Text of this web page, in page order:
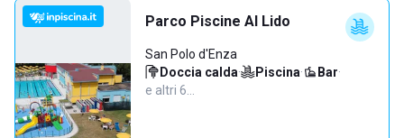
Parco Piscine Al Lido
San Polo d'Enza
Doccia calda· Piscina· Bar·
e altri 6…